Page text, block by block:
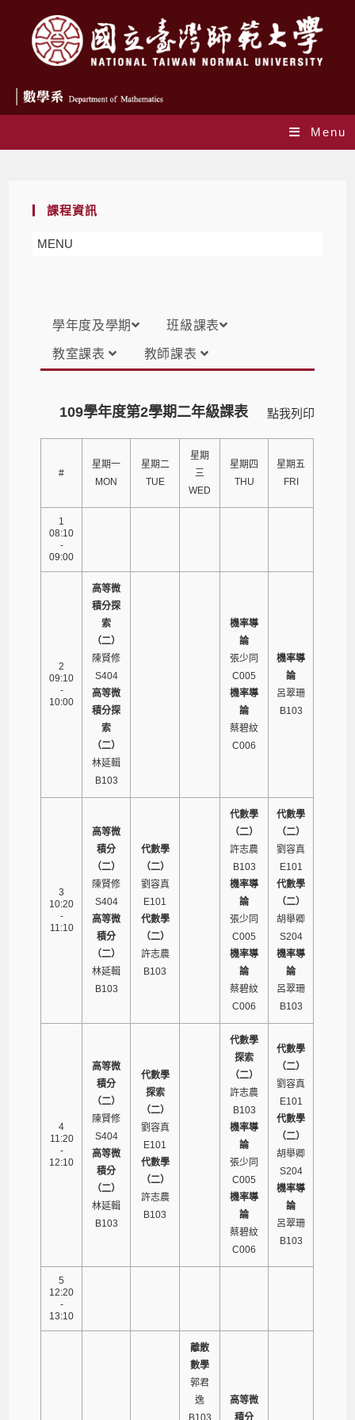
Menu
課程資訊
MENU
學年度及學期 班級課表
教室課表 教師課表
點我列印
109學年度第2學期二年級課表
#
星期一
MON
星期二
TUE
星期
三
WED
星期四
THU
星期五
FRI
1
08:10
-
09:00
2
09:10
-
10:00
高等微
積分探
索
（二）
陳賢修
S404
高等微
積分探
索
（二）
林延輯
B103
機率導
論
張少同
C005
機率導
論
蔡碧紋
C006
機率導
論
呂翠珊
B103
3
10:20
-
11:10
高等微
積分
（二）
陳賢修
S404
高等微
積分
（二）
林延輯
B103
代數學
（二）
劉容真
E101
代數學
（二）
許志農
B103
代數學
（二）
許志農
B103
機率導
論
張少同
C005
機率導
論
蔡碧紋
C006
代數學
（二）
劉容真
E101
代數學
（二）
胡舉卿
S204
機率導
論
呂翠珊
B103
4
11:20
-
12:10
高等微
積分
（二）
陳賢修
S404
高等微
積分
（二）
林延輯
B103
代數學
探索
（二）
劉容真
E101
代數學
（二）
許志農
B103
代數學
探索
（二）
許志農
B103
機率導
論
張少同
C005
機率導
論
蔡碧紋
C006
代數學
（二）
劉容真
E101
代數學
（二）
胡舉卿
S204
機率導
論
呂翠珊
B103
5
12:20
-
13:10
離散
數學
郭君
逸
B103
高等微
積分